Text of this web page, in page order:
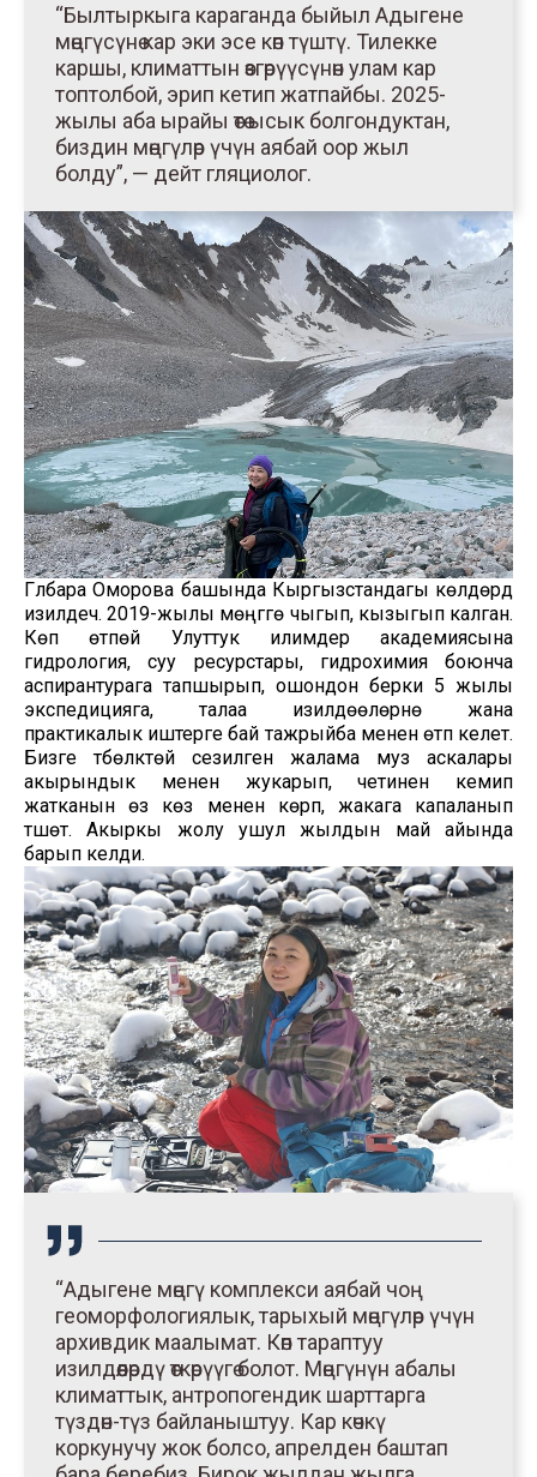
“Былтыркыга караганда быйыл Адыгене
мөңгүсүнө кар эки эсе көп түштү. Тилекке
каршы, климаттын өзгөрүүсүнөн улам кар
топтолбой, эрип кетип жатпайбы. 2025-
жылы аба ырайы өтө ысык болгондуктан,
биздин мөңгүлөр үчүн аябай оор жыл
болду”, — дейт гляциолог.
Гүлбара Оморова башында Кыргызстандагы көлдөрдү
изилдечү. 2019-жылы мөңгүгө чыгып, кызыгып калган.
Көп өтпөй Улуттук илимдер академиясына
гидрология, суу ресурстары, гидрохимия боюнча
аспирантурага тапшырып, ошондон берки 5 жылы
экспедицияга, талаа изилдөөлөрүнө жана
практикалык иштерге бай тажрыйба менен өтүп келет.
Бизге түбөлүктөй сезилген жалама муз аскалары
акырындык менен жукарып, четинен кемип
жатканын өз көзү менен көрүп, жакага капаланып
түшөт. Акыркы жолу ушул жылдын май айында
барып келди.
“Адыгене мөңгү комплекси аябай чоң
геоморфологиялык, тарыхый мөңгүлөр үчүн
архивдик маалымат. Көп тараптуу
изилдөөлөрдү өткөрүүгө болот. Мөңгүнүн абалы
климаттык, антропогендик шарттарга
түздөн-түз байланыштуу. Кар көчкү
коркунучу жок болсо, апрелден баштап